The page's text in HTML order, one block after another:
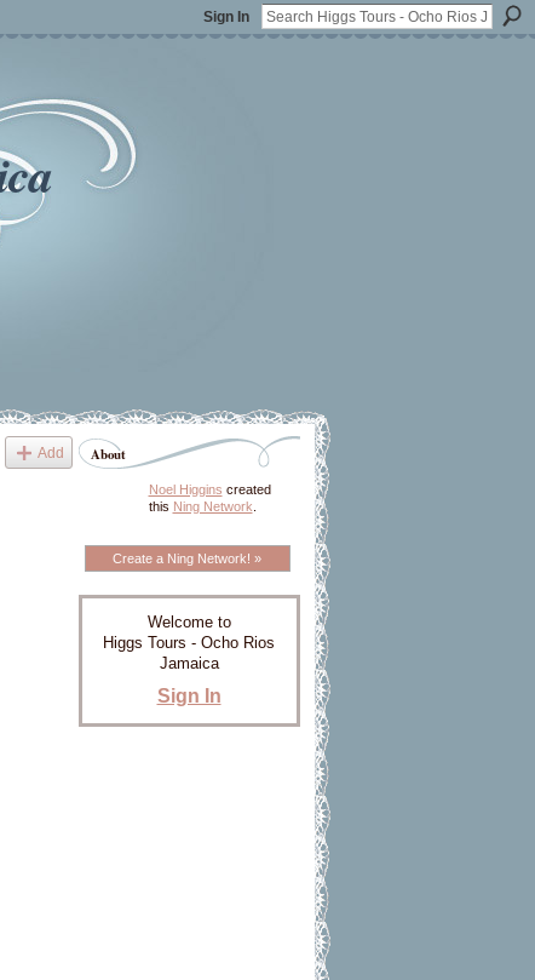
Sign In
Add About
Noel Higgins created
this Ning Network
Create a Ning Network! »
Welcome to
Higgs Tours - Ocho Rios
Jamaica
Sign In